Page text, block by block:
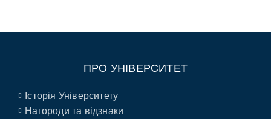
ПРО УНІВЕРСИТЕТ
Історія Університету
Нагороди та відзнаки